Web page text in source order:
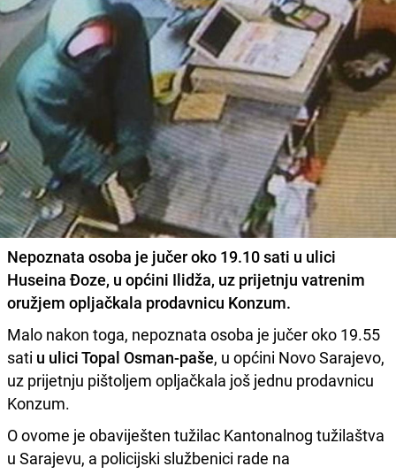
Nepoznata osoba je jučer oko 19.10 sati u ulici
Huseina Đoze, u općini Ilidža, uz prijetnju vatrenim
oružjem opljačkala prodavnicu Konzum.
Malo nakon toga, nepoznata osoba je jučer oko 19.55
sati u ulici Topal Osman-paše, u općini Novo Sarajevo,
uz prijetnju pištoljem opljačkala još jednu prodavnicu
Konzum.
O ovome je obaviješten tužilac Kantonalnog tužilaštva
u Sarajevu, a policijski službenici rade na